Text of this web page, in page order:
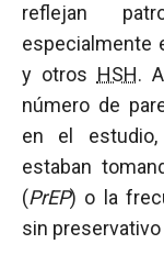
reflejan
especialmente
y otros HSH.
número de
en el
estaban
(PrEP) o la
sin